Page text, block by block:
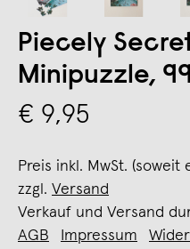
Piecely
Minipuzzle,
€ 9,95
Preis inkl. MwSt. (soweit
zzgl. Versand
Verkauf und Versand
AGB
Impressum